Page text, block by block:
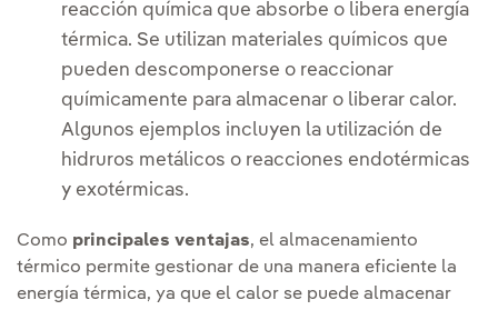
reacción química que absorbe o libera energía
térmica. Se utilizan materiales químicos que
pueden descomponerse o reaccionar
químicamente para almacenar o liberar calor.
Algunos ejemplos incluyen la utilización de
hidruros metálicos o reacciones endotérmicas
y exotérmicas.
Como principales ventajas, el almacenamiento
térmico permite gestionar de una manera eficiente la
energía térmica, ya que el calor se puede almacenar